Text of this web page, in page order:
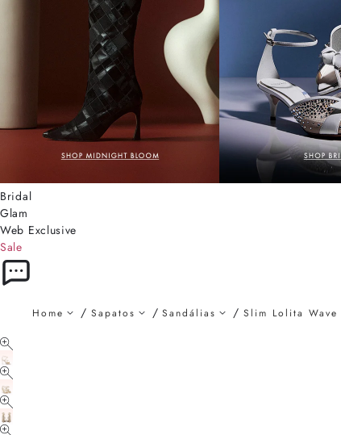
Bridal
Glam
Web Exclusive
Sale
Home Sapatos Sandálias Slim Lolita Wave